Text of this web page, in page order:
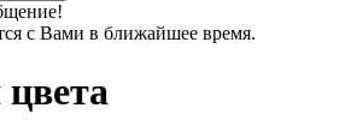
с Вами в ближайшее время.